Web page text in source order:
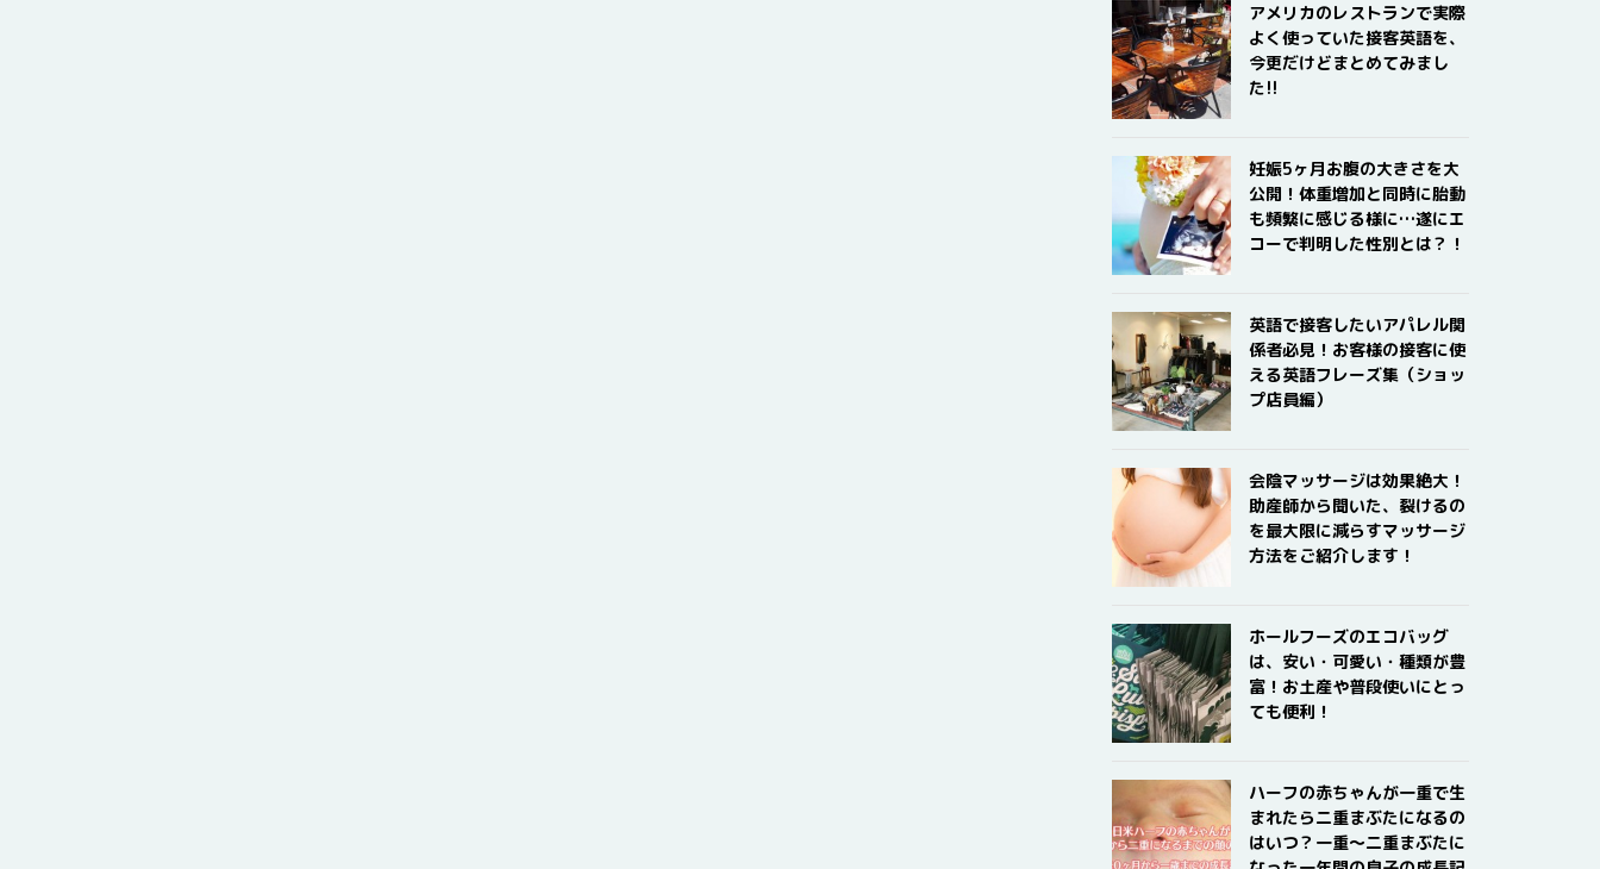
アメリカのレストランで実際
よく使っていた接客英語を、
今更だけどまとめてみまし
た!!
妊娠5ヶ月お腹の大きさを大
公開！体重増加と同時に胎動
も頻繁に感じる様に…遂にエ
コーで判明した性別とは？！
英語で接客したいアパレル関
係者必見！お客様の接客に使
える英語フレーズ集（ショッ
プ店員編）
会陰マッサージは効果絶大！
助産師から聞いた、裂けるの
を最大限に減らすマッサージ
方法をご紹介します！
ホールフーズのエコバッグ
は、安い・可愛い・種類が豊
富！お土産や普段使いにとっ
ても便利！
ハーフの赤ちゃんが一重で生
まれたら二重まぶたになるの
はいつ？一重〜二重まぶたに